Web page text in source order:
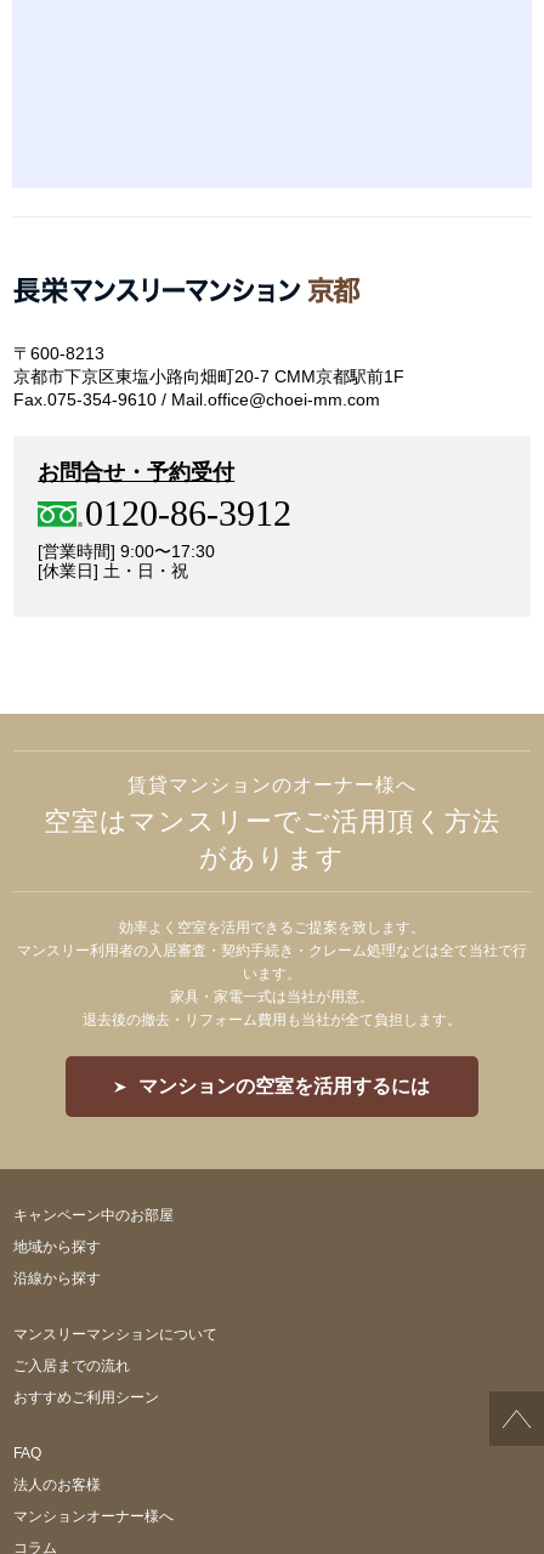
〒600-8213
京都市下京区東塩小路向畑町20-7 CMM京都駅前1F
Fax.075-354-9610 / Mail.office@choei-mm.com
お問合せ・予約受付
0120-86-3912
[営業時間] 9:00〜17:30
[休業日] 土・日・祝
賃貸マンションのオーナー様へ
空室はマンスリーでご活用頂く方法
があります
効率よく空室を活用できるご提案を致します。
マンスリー利用者の入居審査・契約手続き・クレーム処理などは全て当社で行
います。
家具・家電一式は当社が用意。
退去後の撤去・リフォーム費用も当社が全て負担します。
マンションの空室を活用するには
キャンペーン中のお部屋
地域から探す
沿線から探す
マンスリーマンションについて
ご入居までの流れ
おすすめご利用シーン
FAQ
法人のお客様
マンションオーナー様へ
コラム